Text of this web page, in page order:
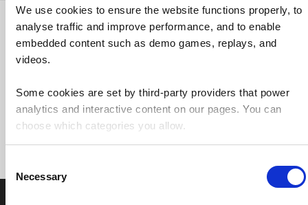
We use cookies to ensure the website functions properly, to
analyse traffic and improve performance, and to enable
embedded content such as demo games, replays, and
videos.
Some cookies are set by third-party providers that power
analytics and interactive content on our pages. You can
choose which categories you allow.
Selection
Necessary
Les signaux d'alerte à surveiller